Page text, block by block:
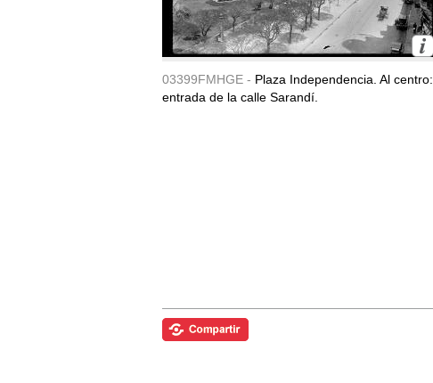
03399FMHGE - Plaza Independencia. Al centro:
entrada de la calle Sarandí.